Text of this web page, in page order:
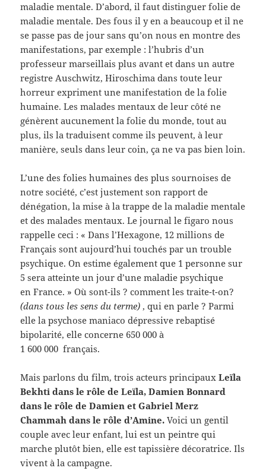
maladie mentale. D’abord, il faut distinguer folie de
maladie mentale. Des fous il y en a beaucoup et il ne
se passe pas de jour sans qu’on nous en montre des
manifestations, par exemple : l’hubris d’un
professeur marseillais plus avant et dans un autre
registre Auschwitz, Hiroschima dans toute leur
horreur expriment une manifestation de la folie
humaine. Les malades mentaux de leur côté ne
génèrent aucunement la folie du monde, tout au
plus, ils la traduisent comme ils peuvent, à leur
manière, seuls dans leur coin, ça ne va pas bien loin.
L’une des folies humaines des plus sournoises de
notre société, c’est justement son rapport de
dénégation, la mise à la trappe de la maladie mentale
et des malades mentaux. Le journal le figaro nous
rappelle ceci : « Dans l’Hexagone, 12 millions de
Français sont aujourd’hui touchés par un trouble
psychique. On estime également que 1 personne sur
5 sera atteinte un jour d’une maladie psychique
en France. » Où sont-ils ? comment les traite-t-on?
(dans tous les sens du terme) , qui en parle ? Parmi
elle la psychose maniaco dépressive rebaptisé
bipolarité, elle concerne 650 000 à
1 600 000 français.
Mais parlons du film, trois acteurs principauxLeïla
Bekhti dans le rôle de Leïla, Damien Bonnard
dans le rôle de Damien et Gabriel Merz
Chammah dans le rôle d’Amine. Voici un gentil
couple avec leur enfant, lui est un peintre qui
marche plutôt bien, elle est tapissière décoratrice. Ils
vivent à la campagne.